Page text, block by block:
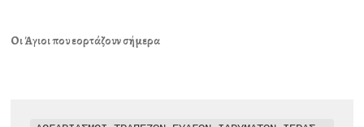
Οι Άγιοι που εορτάζουν σήμερα